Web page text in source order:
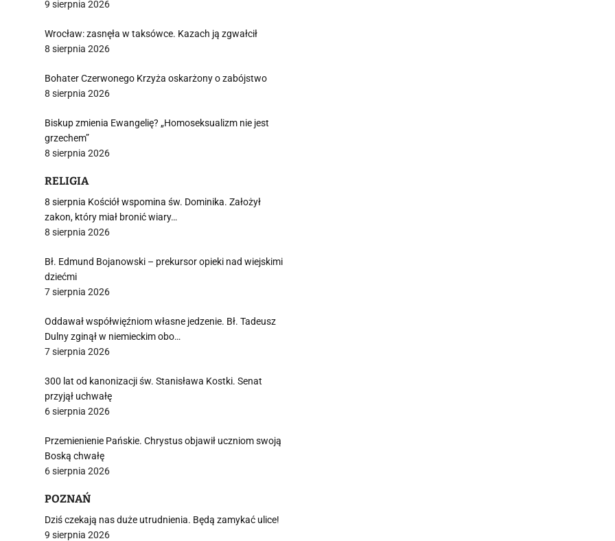
9 sierpnia 2026
Wrocław: zasnęła w taksówce. Kazach ją zgwałcił
8 sierpnia 2026
Bohater Czerwonego Krzyża oskarżony o zabójstwo
8 sierpnia 2026
Biskup zmienia Ewangelię? „Homoseksualizm nie jest
grzechem”
8 sierpnia 2026
RELIGIA
8 sierpnia Kościół wspomina św. Dominika. Założył
zakon, który miał bronić wiary…
8 sierpnia 2026
Bł. Edmund Bojanowski – prekursor opieki nad wiejskimi
dziećmi
7 sierpnia 2026
Oddawał współwięźniom własne jedzenie. Bł. Tadeusz
Dulny zginął w niemieckim obo…
7 sierpnia 2026
300 lat od kanonizacji św. Stanisława Kostki. Senat
przyjął uchwałę
6 sierpnia 2026
Przemienienie Pańskie. Chrystus objawił uczniom swoją
Boską chwałę
6 sierpnia 2026
POZNAŃ
Dziś czekają nas duże utrudnienia. Będą zamykać ulice!
9 sierpnia 2026